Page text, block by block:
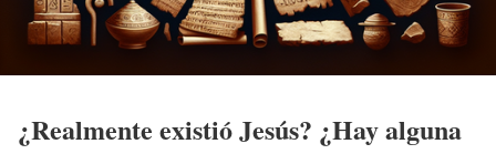
¿Realmente existióJesús? ¿Hay alguna